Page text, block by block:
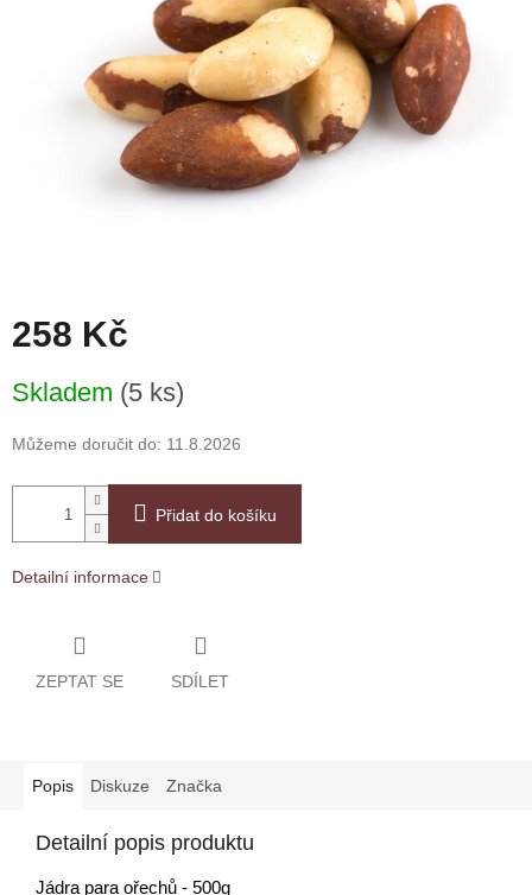
258 Kč
cena:
Skladem (5 ks)
Můžeme doručit do: 11.8.2026
Přidat do košíku
Detailní informace
ZEPTAT SE SDÍLET
Popis Diskuze Značka
Detailní popis produktu
Jádra para ořechů - 500g